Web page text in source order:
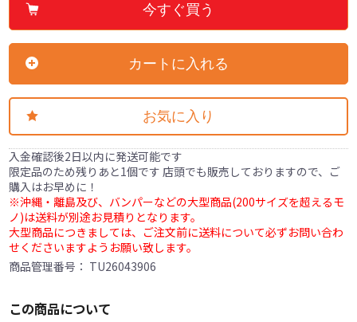
今すぐ買う
カートに入れる
お気に入り
入金確認後2日以内に発送可能です
限定品のため残りあと1個です 店頭でも販売しておりますので、ご
購入はお早めに！
※沖縄・離島及び、バンパーなどの大型商品(200サイズを超えるモ
ノ)は送料が別途お見積りとなります。
大型商品につきましては、ご注文前に送料について必ずお問い合わ
せくださいますようお願い致します。
商品管理番号： TU26043906
この商品について